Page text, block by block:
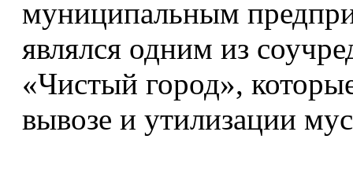
муниципальным
являлся одним из
«Чистый город»,
вывозе и утилизации